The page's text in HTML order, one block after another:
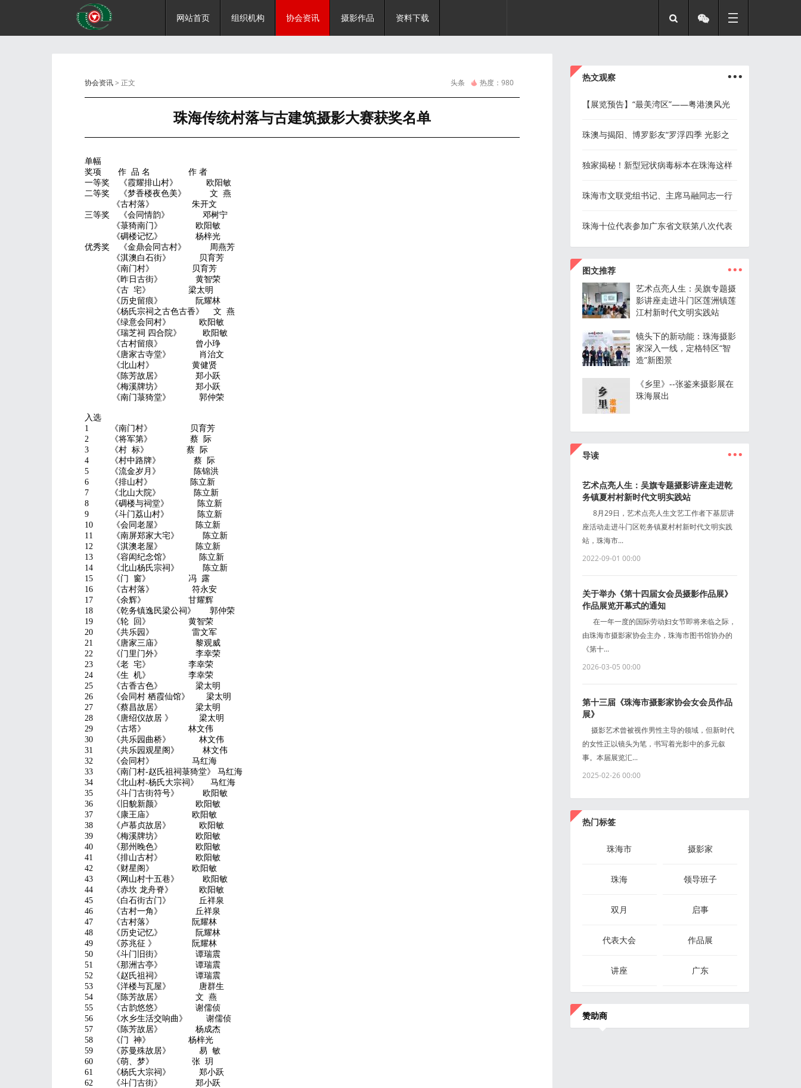
网站首页 组织机构 协会资讯 摄影作品 资料下载
协会资讯> 正文 头条 热度： 980
珠海传统村落与古建筑摄影大赛获奖名单
单幅
奖项 作 品 名 作 者
一等奖 《霞耀排山村》 欧阳敏
二等奖 《梦香楼夜色美》 文 燕
《古村落》 朱开文
三等奖 《会同情韵》 邓树宁
《菉猗南门》 欧阳敏
《碉楼记忆》 杨梓光
优秀奖 《金鼎会同古村》 周燕芳
《淇澳白石街》 贝育芳
《南门村》 贝育芳
《昨日古街》 黄智荣
《古 宅》 梁太明
《历史留痕》 阮耀林
《杨氏宗祠之古色古香》 文 燕
《绿意会同村》 欧阳敏
《瑞芝祠 四合院》 欧阳敏
《古村留痕》 曾小琤
《唐家古寺堂》 肖治文
《北山村》 黄健贤
《陈芳故居》 郑小跃
《梅溪牌坊》 郑小跃
《南门菉猗堂》 郭仲荣
入选
1 《南门村》 贝育芳
2 《将军第》 蔡 际
3 《村 标》 蔡 际
4 《村中路牌》 蔡 际
5 《流金岁月》 陈锦洪
6 《排山村》 陈立新
7 《北山大院》 陈立新
8 《碉楼与祠堂》 陈立新
9 《斗门荔山村》 陈立新
10 《会同老屋》 陈立新
11 《南屏郑家大宅》 陈立新
12 《淇澳老屋》 陈立新
13 《容闳纪念馆》 陈立新
14 《北山杨氏宗祠》 陈立新
15 《门 窗》 冯 露
16 《古村落》 符永安
17 《余辉》 甘耀辉
18 《乾务镇逸民梁公祠》 郭仲荣
19 《轮 回》 黄智荣
20 《共乐园》 雷文军
21 《唐家三庙》 黎观威
22 《门里门外》 李幸荣
23 《老 宅》 李幸荣
24 《生 机》 李幸荣
25 《古香古色》 梁太明
26 《会同村 栖霞仙馆》 梁太明
27 《蔡昌故居》 梁太明
28 《唐绍仪故居 》 梁太明
29 《古塔》 林文伟
30 《共乐园曲桥》 林文伟
31 《共乐园观星阁》 林文伟
32 《会同村》 马红海
33 《南门村-赵氏祖祠菉猗堂》 马红海
34 《北山村-杨氏大宗祠》 马红海
35 《斗门古街符号》 欧阳敏
36 《旧貌新颜》 欧阳敏
37 《康王庙》 欧阳敏
38 《卢慕贞故居》 欧阳敏
39 《梅溪牌坊》 欧阳敏
40 《那州晚色》 欧阳敏
41 《排山古村》 欧阳敏
42 《财星阁》 欧阳敏
43 《网山村十五巷》 欧阳敏
44 《赤坎 龙舟脊》 欧阳敏
45 《白石街古门》 丘祥泉
46 《古村一角》 丘祥泉
47 《古村落》 阮耀林
48 《历史记忆》 阮耀林
49 《苏兆征 》 阮耀林
50 《斗门旧街》 谭瑞震
51 《那洲古亭》 谭瑞震
52 《赵氏祖祠》 谭瑞震
53 《洋楼与瓦屋》 唐群生
54 《陈芳故居》 文 燕
55 《古韵悠悠》 谢儒侦
56 《水乡生活交响曲》 谢儒侦
57 《陈芳故居》 杨成杰
58 《门 神》 杨梓光
59 《苏曼殊故居》 易 敏
60 《萌、梦》 张 玥
61 《杨氏大宗祠》 郑小跃
62 《斗门古街》 郑小跃
热文观察 ...
【展览预告】“最美湾区”——粤港澳风光
摄影展
珠澳与揭阳、博罗影友“罗浮四季 光影之
约”罗浮山采风
独家揭秘！新型冠状病毒标本在珠海这样
检测
珠海市文联党组书记、主席马融同志一行
七人到珠海市摄影家协会调研
珠海十位代表参加广东省文联第八次代表
图文推荐
...
艺术点亮人生：吴旗专题摄
影讲座走进斗门区莲洲镇莲
江村新时代文明实践站
镜头下的新动能：珠海摄影
家深入一线，定格特区“智
造”新图景
《乡里》--张鉴来摄影展在
珠海展出
导读 ...
艺术点亮人生：吴旗专题摄影讲座走进乾
务镇夏村村新时代文明实践站
8月29日，艺术点亮人生文艺工作者下基层讲
座活动走进斗门区乾务镇夏村村新时代文明实践
站，珠海市...
2022-09-01 00:00
关于举办《第十四届女会员摄影作品展》
作品展览开幕式的通知
在一年一度的国际劳动妇女节即将来临之际，
由珠海市摄影家协会主办，珠海市图书馆协办的
《第十...
2026-03-05 00:00
第十三届《珠海市摄影家协会女会员作品
展》
摄影艺术曾被视作男性主导的领域，但新时代
的女性正以镜头为笔，书写着光影中的多元叙
事。本届展览汇...
2025-02-26 00:00
热门标签
珠海市 摄影家
珠海 领导班子
双月 启事
代表大会 作品展
讲座 广东
赞助商